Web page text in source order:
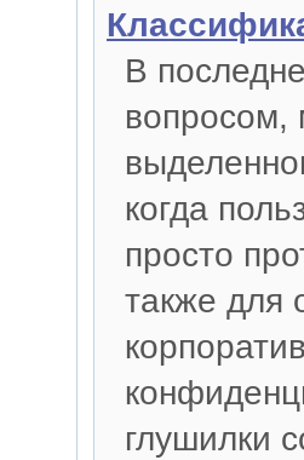
В
вопросом,
когда
просто
также для
глушилки